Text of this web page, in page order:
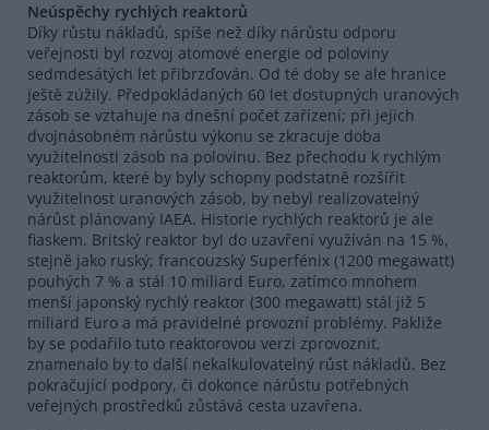
Neúspěchy rychlých reaktorů
Díky růstu nákladů, spíše než díky nárůstu odporu
veřejnosti byl rozvoj atomové energie od poloviny
sedmdesátých let přibrzďován. Od té doby se ale hranice
ještě zúžily. Předpokládaných 60 let dostupných uranových
zásob se vztahuje na dnešní počet zařízení; při jejich
dvojnásobném nárůstu výkonu se zkracuje doba
využitelnosti zásob na polovinu. Bez přechodu k rychlým
reaktorům, které by byly schopny podstatně rozšířit
využitelnost uranových zásob, by nebyl realizovatelný
nárůst plánovaný IAEA. Historie rychlých reaktorů je ale
fiaskem. Britský reaktor byl do uzavření využíván na 15 %,
stejně jako ruský; francouzský Superfénix (1200 megawatt)
pouhých 7 % a stál 10 miliard Euro, zatímco mnohem
menší japonský rychlý reaktor (300 megawatt) stál již 5
miliard Euro a má pravidelné provozní problémy. Pakliže
by se podařilo tuto reaktorovou verzi zprovoznit,
znamenalo by to další nekalkulovatelný růst nákladů. Bez
pokračující podpory, či dokonce nárůstu potřebných
veřejných prostředků zůstává cesta uzavřena.